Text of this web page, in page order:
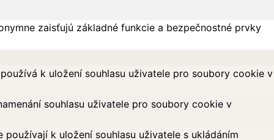
zaisťujú základné funkcie a bezpečnostné prvky
k uložení souhlasu uživatele pro soubory cookie v
souhlasu uživatele pro soubory cookie v
k uložení souhlasu uživatele s ukládáním